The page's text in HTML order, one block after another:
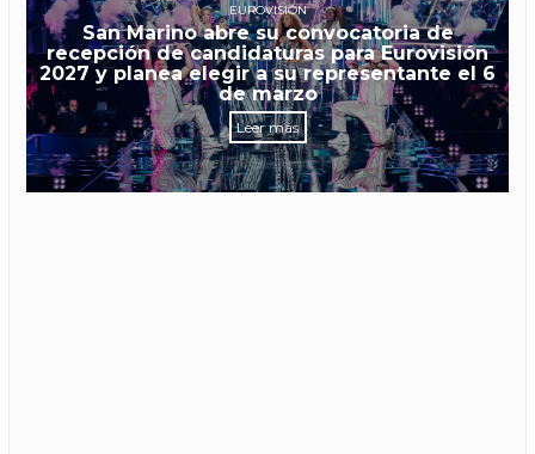
EUROVISIÓN
San Marino abre su convocatoria de
recepción de candidaturas para Eurovisión
2027 y planea elegir a su representante el 6
de marzo
Leer más